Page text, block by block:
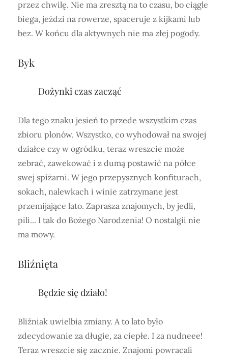
przez chwilę. Nie ma zresztą na to czasu, bo ciągle
biega, jeździ na rowerze, spaceruje z kijkami lub
bez. W końcu dla aktywnych nie ma złej pogody.
Byk
Dożynki czas zacząć
Dla tego znaku jesień to przede wszystkim czas
zbioru plonów. Wszystko, co wyhodował na swojej
działce czy w ogródku, teraz wreszcie może
zebrać, zawekować i z dumą postawić na półce
swej spiżarni. W jego przepysznych konfiturach,
sokach, nalewkach i winie zatrzymane jest
przemijające lato. Zaprasza znajomych, by jedli,
pili... I tak do Bożego Narodzenia! O nostalgii nie
ma mowy.
Bliźnięta
Będzie się działo!
Bliźniak uwielbia zmiany. A to lato było
zdecydowanie za długie, za ciepłe. I za nudneee!
Teraz wreszcie się zacznie. Znajomi powracali